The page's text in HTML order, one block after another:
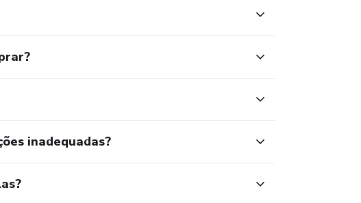
inadequadas?